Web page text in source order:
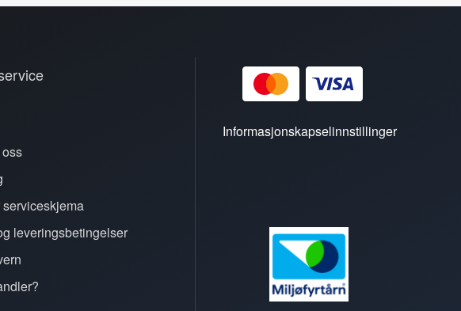
serviceskjema
leveringsbetingelser
Informasjonskapselinnstillinger